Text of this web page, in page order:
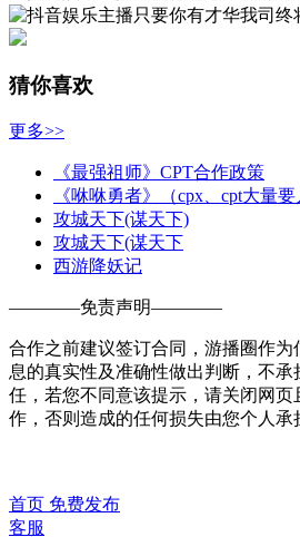
猜你喜欢
更多>>
《最强祖师》CPT合作政策
《咻咻勇者》（cpx、cpt大量要
攻城天下(谋天下)
攻城天下(谋天下
西游降妖记
————免责声明————
合作之前建议签订合同，游播圈作
息的真实性及准确性做出判断，不
任，若您不同意该提示，请关闭网
作，否则造成的任何损失由您个人承
首页 免费发布
客服